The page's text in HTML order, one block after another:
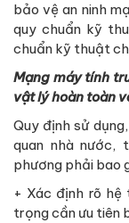
bảo vệ an ninh
quy chuẩn kỹ
chuẩn kỹ thuật
Mạng máy tính
vật lý hoàn toàn
Quy định sử
quan nhà
phương phải bao
+ Xác định rõ hệ
trọng cần ưu tiên